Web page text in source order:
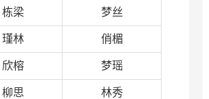
栋梁 梦丝
瑾林 俏楣
欣榕 梦瑶
柳思 林秀